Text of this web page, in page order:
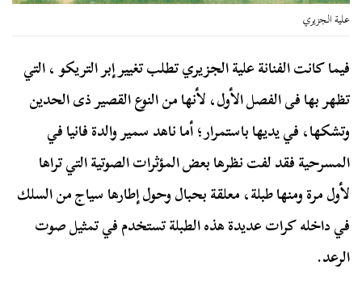
علية الجزيري
فيما كانت الفنانة علية الجزيري تطلب تغيير إبر التريكو ، التي
تظهر بها فى الفصل الأول، لأنها من النوع القصير ذى الحدين
وتشكها، في يديها باستمرار؛ أما ناهد سمير والدة فانيا في
المسرحية فقد لفت نظرها بعض المؤثرات الصوتية التي تراها
لأول مرة ومنها طبلة، معلقة بحبال وحول إطارها سياج من السلك
في داخله كرات عديدة هذه الطبلة تستخدم في تمثيل صوت
الرعد.